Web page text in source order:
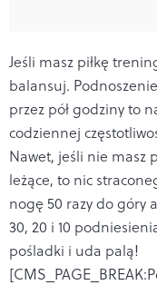
Jeśli masz piłkę
balansuj.
przez pół godziny to
codziennej
Nawet, jeśli nie masz
leżące, to nic
nogę 50 razy do góry
30, 20 i 10
pośladki i uda palą!